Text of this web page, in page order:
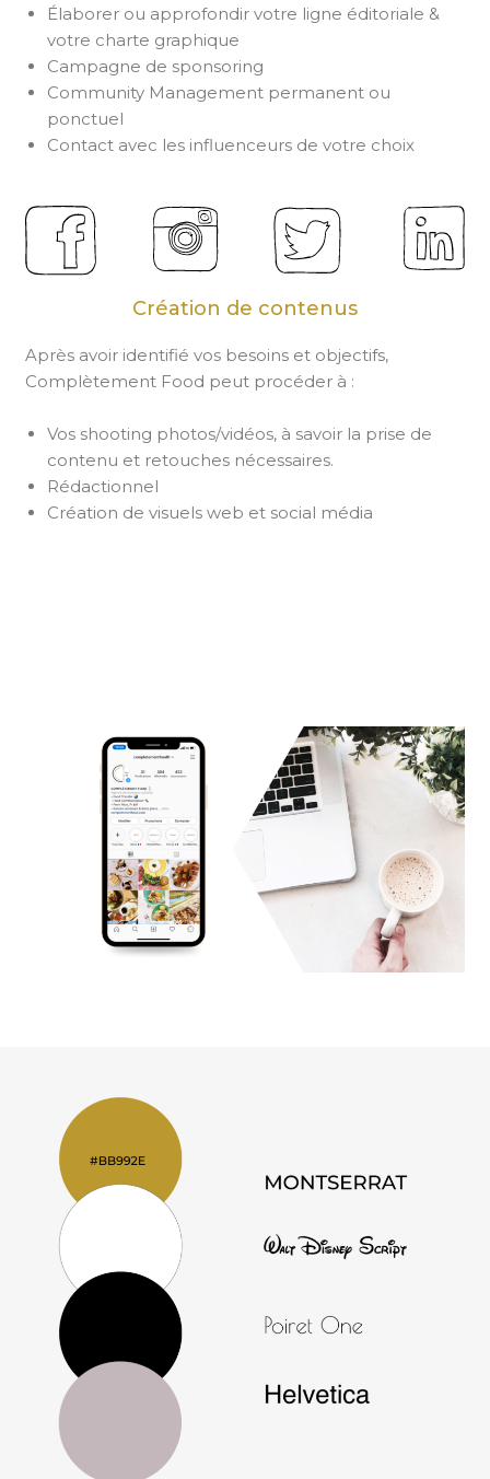
Élaborer ou approfondir votre ligne éditoriale &
votre charte graphique
Campagne de sponsoring
Community Management permanent ou
ponctuel
Contact avec les influenceurs de votre choix
Création de contenus
Après avoir identifié vos besoins et objectifs,
Complètement Food peut procéder à :
Vos shooting photos/vidéos, à savoir la prise de
contenu et retouches nécessaires.
Rédactionnel
Création de visuels web et social média